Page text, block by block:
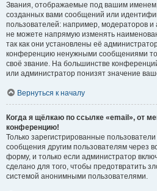
Звания, отображаемые под вашим
созданных вами сообщений или
пользователей: например, модераторов
не можете напрямую изменять
так как они установлены её
конференцию ненужными сообщениями
своё звание. На большинстве
или администратор понизят значение
Вернуться к началу
Когда я щёлкаю по ссылке «email», от
конференцию!
Только зарегистрированные
сообщения другим пользователям через
форму, и только если администратор
сделано для того, чтобы предотвратить
системой анонимными пользователями.